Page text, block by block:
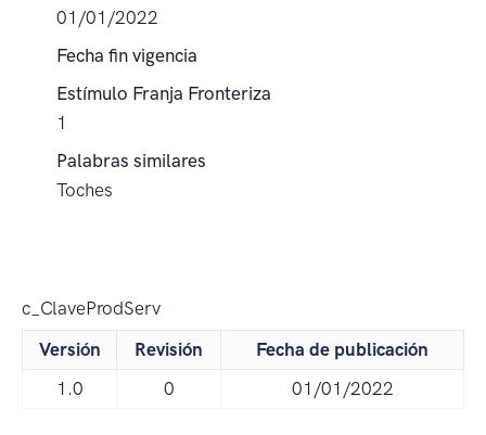
01/01/2022
Fecha fin vigencia
Estímulo Franja Fronteriza
1
Palabras similares
Toches
c_ClaveProdServ
Versión
Revisión
Fecha de publicación
1.0
0 01/01/2022